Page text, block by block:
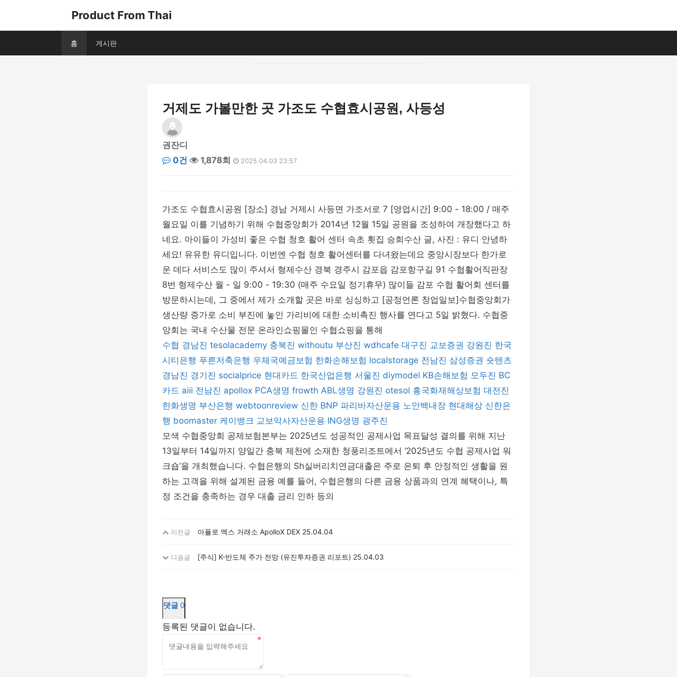
Product From Thai
홈 게시판
거제도 가볼만한 곳 가조도 수협효시공원, 사등성
권잔디
0건
1,878회 2025.04.03 23:57
가조도 수협효시공원 [장소] 경남 거제시 사등면 가조서로 7 [영업시간] 9:00 - 18:00 / 매주
월요일 이를 기념하기 위해 수협중앙회가 2014년 12월 15일 공원을 조성하여 개장했다고 하
네요. 아이들이 가성비 좋은 수협 청호 활어 센터 속초 횟집 승희수산 글, 사진 : 유디 안녕하
세요! 유유한 유디입니다. 이번엔 수협 청호 활어센터를 다녀왔는데요 중앙시장보다 한가로
운 데다 서비스도 많이 주셔서 형제수산 경북 경주시 감포읍 감포항구길 91 수협활어직판장
8번 형제수산 월 - 일 9:00 - 19:30 (매주 수요일 정기휴무) 많이들 감포 수협 활어회 센터를
방문하시는데, 그 중에서 제가 소개할 곳은 바로 싱싱하고 [공정언론 창업일보]수협중앙회가
생산량 증가로 소비 부진에 놓인 가리비에 대한 소비촉진 행사를 연다고 5일 밝혔다. 수협중
앙회는 국내 수산물 전문 온라인쇼핑몰인 수협쇼핑을 통해
수협 경남진 tesolacademy 충북진 withoutu 부산진 wdhcafe 대구진 교보증권 강원진 한국
시티은행 푸른저축은행 우체국예금보험 한화손해보험 localstorage 전남진 삼성증권 숏텐츠
경남진 경기진 socialprice 현대카드 한국산업은행 서울진 diymodel KB손해보험 모두진 BC
카드 aiii 전남진 apollox PCA생명 frowth ABL생명 강원진 otesol 흥국화재해상보험 대전진
한화생명 부산은행 webtoonreview 신한 BNP 파리바자산운용 노안백내장 현대해상 신한은
행 boomaster 케이뱅크 교보악사자산운용 ING생명 광주진
모색 수협중앙회 공제보험본부는 2025년도 성공적인 공제사업 목표달성 결의를 위해 지난
13일부터 14일까지 양일간 충북 제천에 소재한 청풍리조트에서 ‘2025년도 수협 공제사업 워
크숍’을 개최했습니다. 수협은행의 Sh실버리치연금대출은 주로 은퇴 후 안정적인 생활을 원
하는 고객을 위해 설계된 금융 예를 들어, 수협은행의 다른 금융 상품과의 연계 혜택이나, 특
정 조건을 충족하는 경우 대출 금리 인하 등의
이전글 아폴로 엑스 거래소 ApolloX DEX 25.04.04
다음글 [주식] K-반도체 주가 전망 (유진투자증권 리포트) 25.04.03
댓글 0
등록된 댓글이 없습니다.